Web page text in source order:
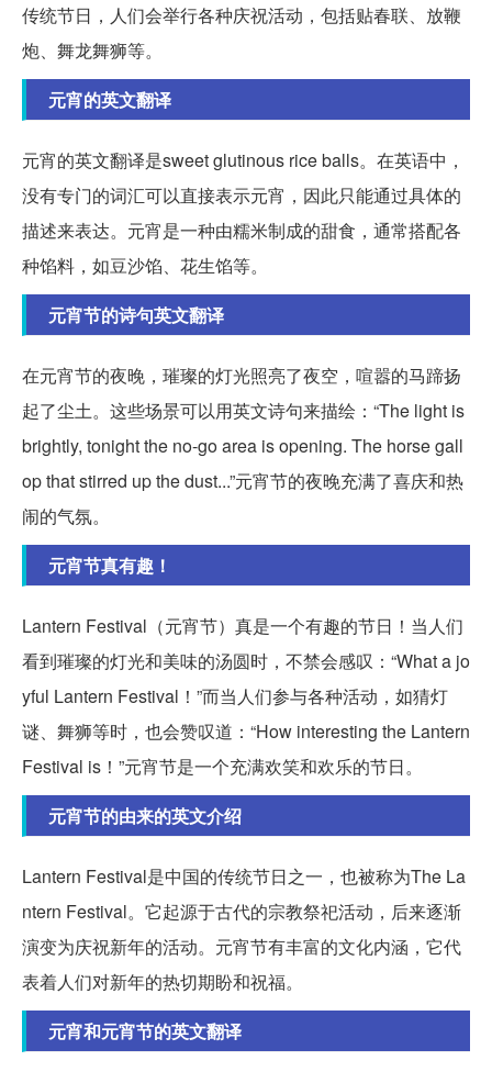
传统节日，人们会举行各种庆祝活动，包括贴春联、放鞭
炮、舞龙舞狮等。
元宵的英文翻译
元宵的英文翻译是sweet glutinous rice balls。在英语中，
没有专门的词汇可以直接表示元宵，因此只能通过具体的
描述来表达。元宵是一种由糯米制成的甜食，通常搭配各
种馅料，如豆沙馅、花生馅等。
元宵节的诗句英文翻译
在元宵节的夜晚，璀璨的灯光照亮了夜空，喧嚣的马蹄扬
起了尘土。这些场景可以用英文诗句来描绘：“The light is
brightly, tonight the no-go area is opening. The horse gall
op that stirred up the dust...”元宵节的夜晚充满了喜庆和热
闹的气氛。
元宵节真有趣！
Lantern Festival（元宵节）真是一个有趣的节日！当人们
看到璀璨的灯光和美味的汤圆时，不禁会感叹：“What a jo
yful Lantern Festival！”而当人们参与各种活动，如猜灯
谜、舞狮等时，也会赞叹道：“How interesting the Lantern
Festival is！”元宵节是一个充满欢笑和欢乐的节日。
元宵节的由来的英文介绍
Lantern Festival是中国的传统节日之一，也被称为The La
ntern Festival。它起源于古代的宗教祭祀活动，后来逐渐
演变为庆祝新年的活动。元宵节有丰富的文化内涵，它代
表着人们对新年的热切期盼和祝福。
元宵和元宵节的英文翻译